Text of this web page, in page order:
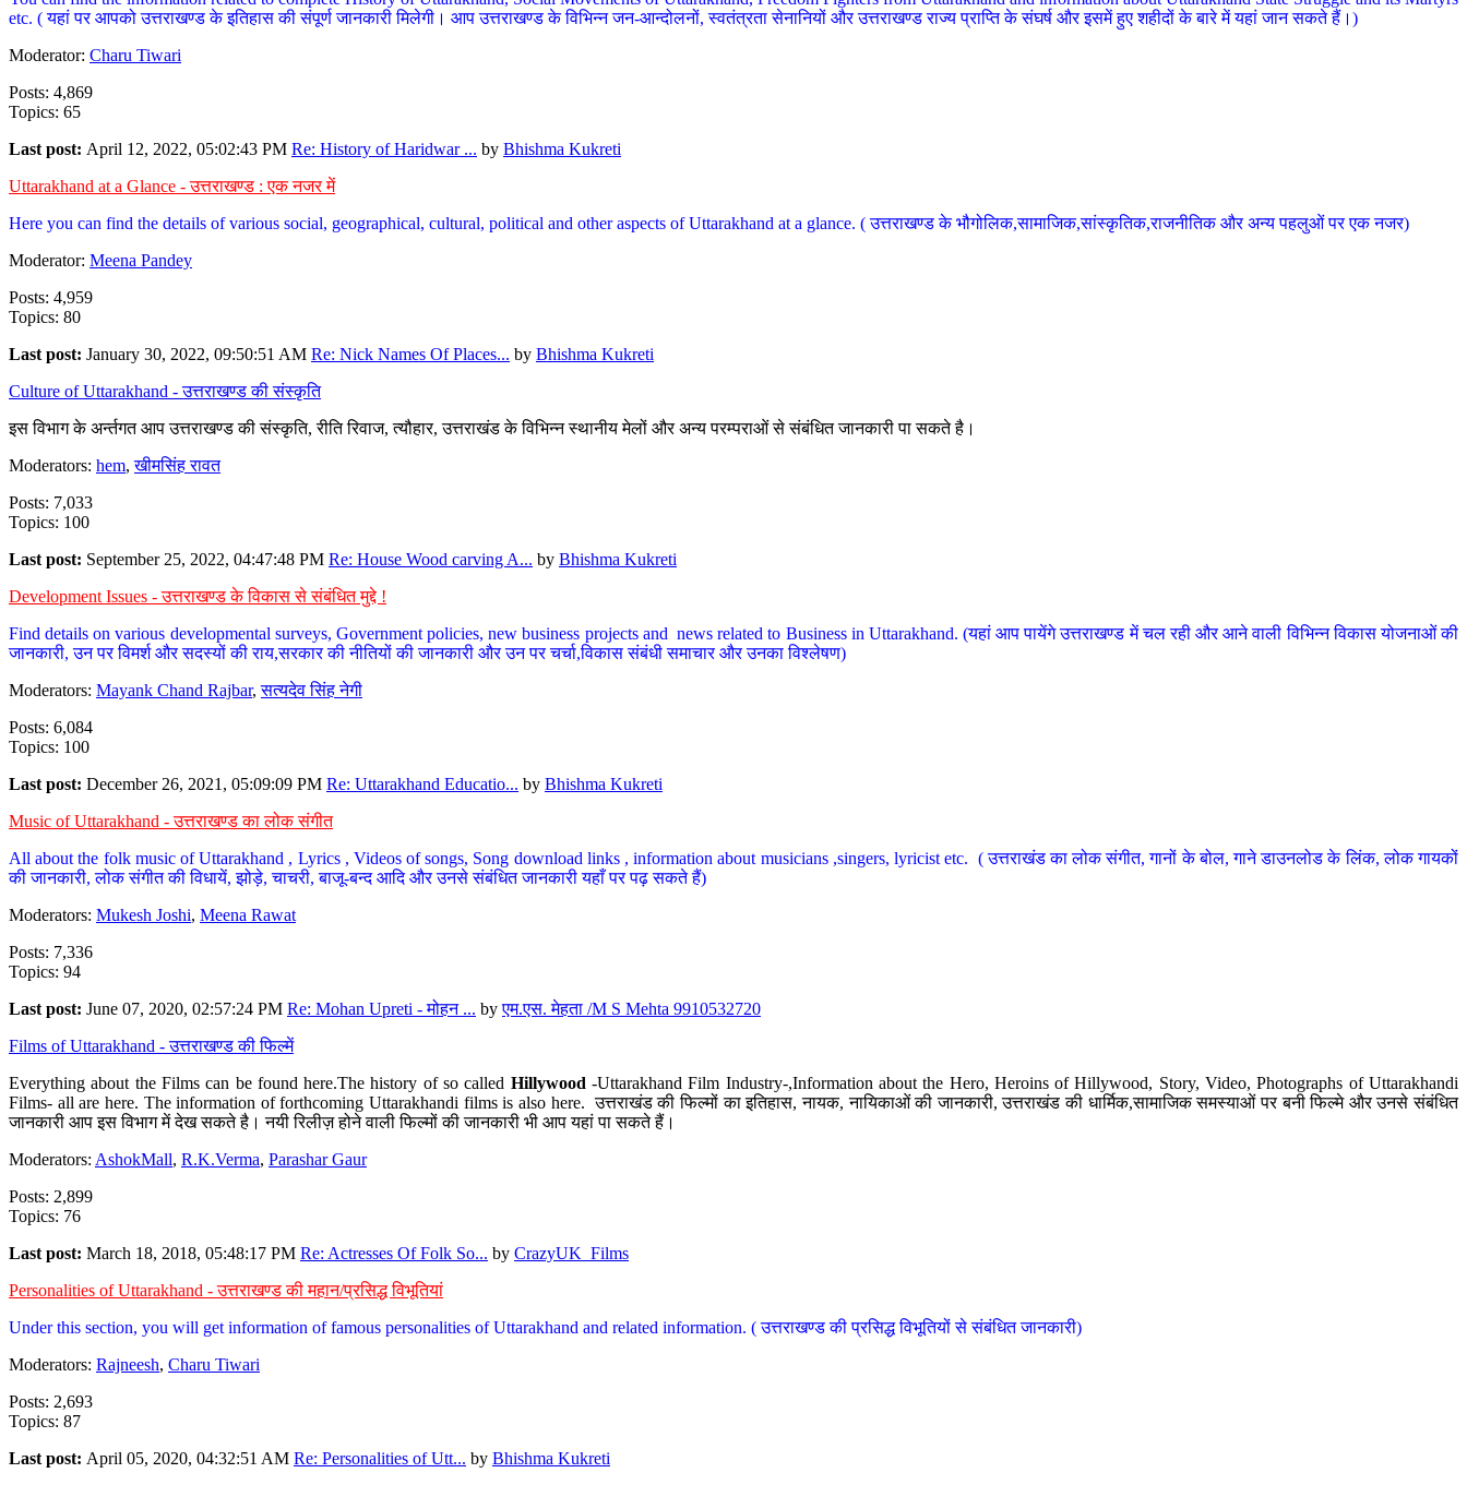
etc. ( यहां पर आपको उत्तराखण्ड के इतिहास की संपूर्ण जानकारी मिलेगी। आप उत्तराखण्ड के विभिन्न जन-आन्दोलनों, स्वतंत्रता सेनानियों और उत्तराखण्ड राज्य प्राप्ति के संघर्ष और इसमें हुए शहीदों के बारे में यहां जान सकते हैं।)
Moderator: Charu Tiwari
Posts: 4,869
Topics: 65
Last post: April 12, 2022, 05:02:43 PM Re: History of Haridwar ... by Bhishma Kukreti
Uttarakhand at a Glance - उत्तराखण्ड : एक नजर में
Here you can find the details of various social, geographical, cultural, political and other aspects of Uttarakhand at a glance. ( उत्तराखण्ड के भौगोलिक,सामाजिक,सांस्कृतिक,राजनीतिक और अन्य पहलुओं पर एक नजर)
Moderator: Meena Pandey
Posts: 4,959
Topics: 80
Last post: January 30, 2022, 09:50:51 AM Re: Nick Names Of Places... by Bhishma Kukreti
Culture of Uttarakhand - उत्तराखण्ड की संस्कृति
इस विभाग के अर्न्तगत आप उत्तराखण्ड की संस्कृति, रीति रिवाज, त्यौहार, उत्तराखंड के विभिन्न स्थानीय मेलों और अन्य परम्पराओं से संबंधित जानकारी पा सकते है।
Moderators: hem,खीमसिंह रावत
Posts: 7,033
Topics: 100
Last post: September 25, 2022, 04:47:48 PM Re: House Wood carving A... by Bhishma Kukreti
Development Issues - उत्तराखण्ड के विकास से संबंधित मुद्दे !
Find details on various developmental surveys, Government policies, new business projects and news related to Business in Uttarakhand. (यहां आप पायेंगे उत्तराखण्ड में चल रही और आने वाली विभिन्न विकास योजनाओं की
जानकारी, उन पर विमर्श और सदस्यों की राय,सरकार की नीतियों की जानकारी और उन पर चर्चा,विकास संबंधी समाचार और उनका विश्लेषण)
Moderators: Mayank Chand Rajbar,सत्यदेव सिंह नेगी
Posts: 6,084
Topics: 100
Last post: December 26, 2021, 05:09:09 PM Re: Uttarakhand Educatio... by Bhishma Kukreti
Music of Uttarakhand - उत्तराखण्ड का लोक संगीत
All about the folk music of Uttarakhand , Lyrics , Videos of songs, Song download links , information about musicians ,singers, lyricist etc. ( उत्तराखंड का लोक संगीत, गानों के बोल, गाने डाउनलोड के लिंक, लोक गायकों
की जानकारी, लोक संगीत की विधायें, झोड़े, चाचरी, बाजू-बन्द आदि और उनसे संबंधित जानकारी यहाँ पर पढ़ सकते हैं)
Moderators: Mukesh Joshi, Meena Rawat
Posts: 7,336
Topics: 94
Last post: June 07, 2020, 02:57:24 PM Re: Mohan Upreti - मोहन ... byएम.एस. मेहता /M S Mehta 9910532720
Films of Uttarakhand - उत्तराखण्ड की फिल्में
Everything about the Films can be found here.The history of so called Hillywood-Uttarakhand Film Industry-,Information about the Hero, Heroins of Hillywood, Story, Video, Photographs of Uttarakhandi
Films- all are here. The information of forthcoming Uttarakhandi films is also here. उत्तराखंड की फिल्मों का इतिहास, नायक, नायिकाओं की जानकारी, उत्तराखंड की धार्मिक,सामाजिक समस्याओं पर बनी फिल्मे और उनसे संबंधित
जानकारी आप इस विभाग में देख सकते है। नयी रिलीज़ होने वाली फिल्मों की जानकारी भी आप यहां पा सकते हैं।
Moderators: AshokMall, R.K.Verma, Parashar Gaur
Posts: 2,899
Topics: 76
Last post: March 18, 2018, 05:48:17 PM Re: Actresses Of Folk So... by CrazyUK_Films
Personalities of Uttarakhand - उत्तराखण्ड की महान/प्रसिद्ध विभूतियां
Under this section, you will get information of famous personalities of Uttarakhand and related information. ( उत्तराखण्ड की प्रसिद्ध विभूतियों से संबंधित जानकारी)
Moderators: Rajneesh, Charu Tiwari
Posts: 2,693
Topics: 87
Last post: April 05, 2020, 04:32:51 AM Re: Personalities of Utt... by Bhishma Kukreti